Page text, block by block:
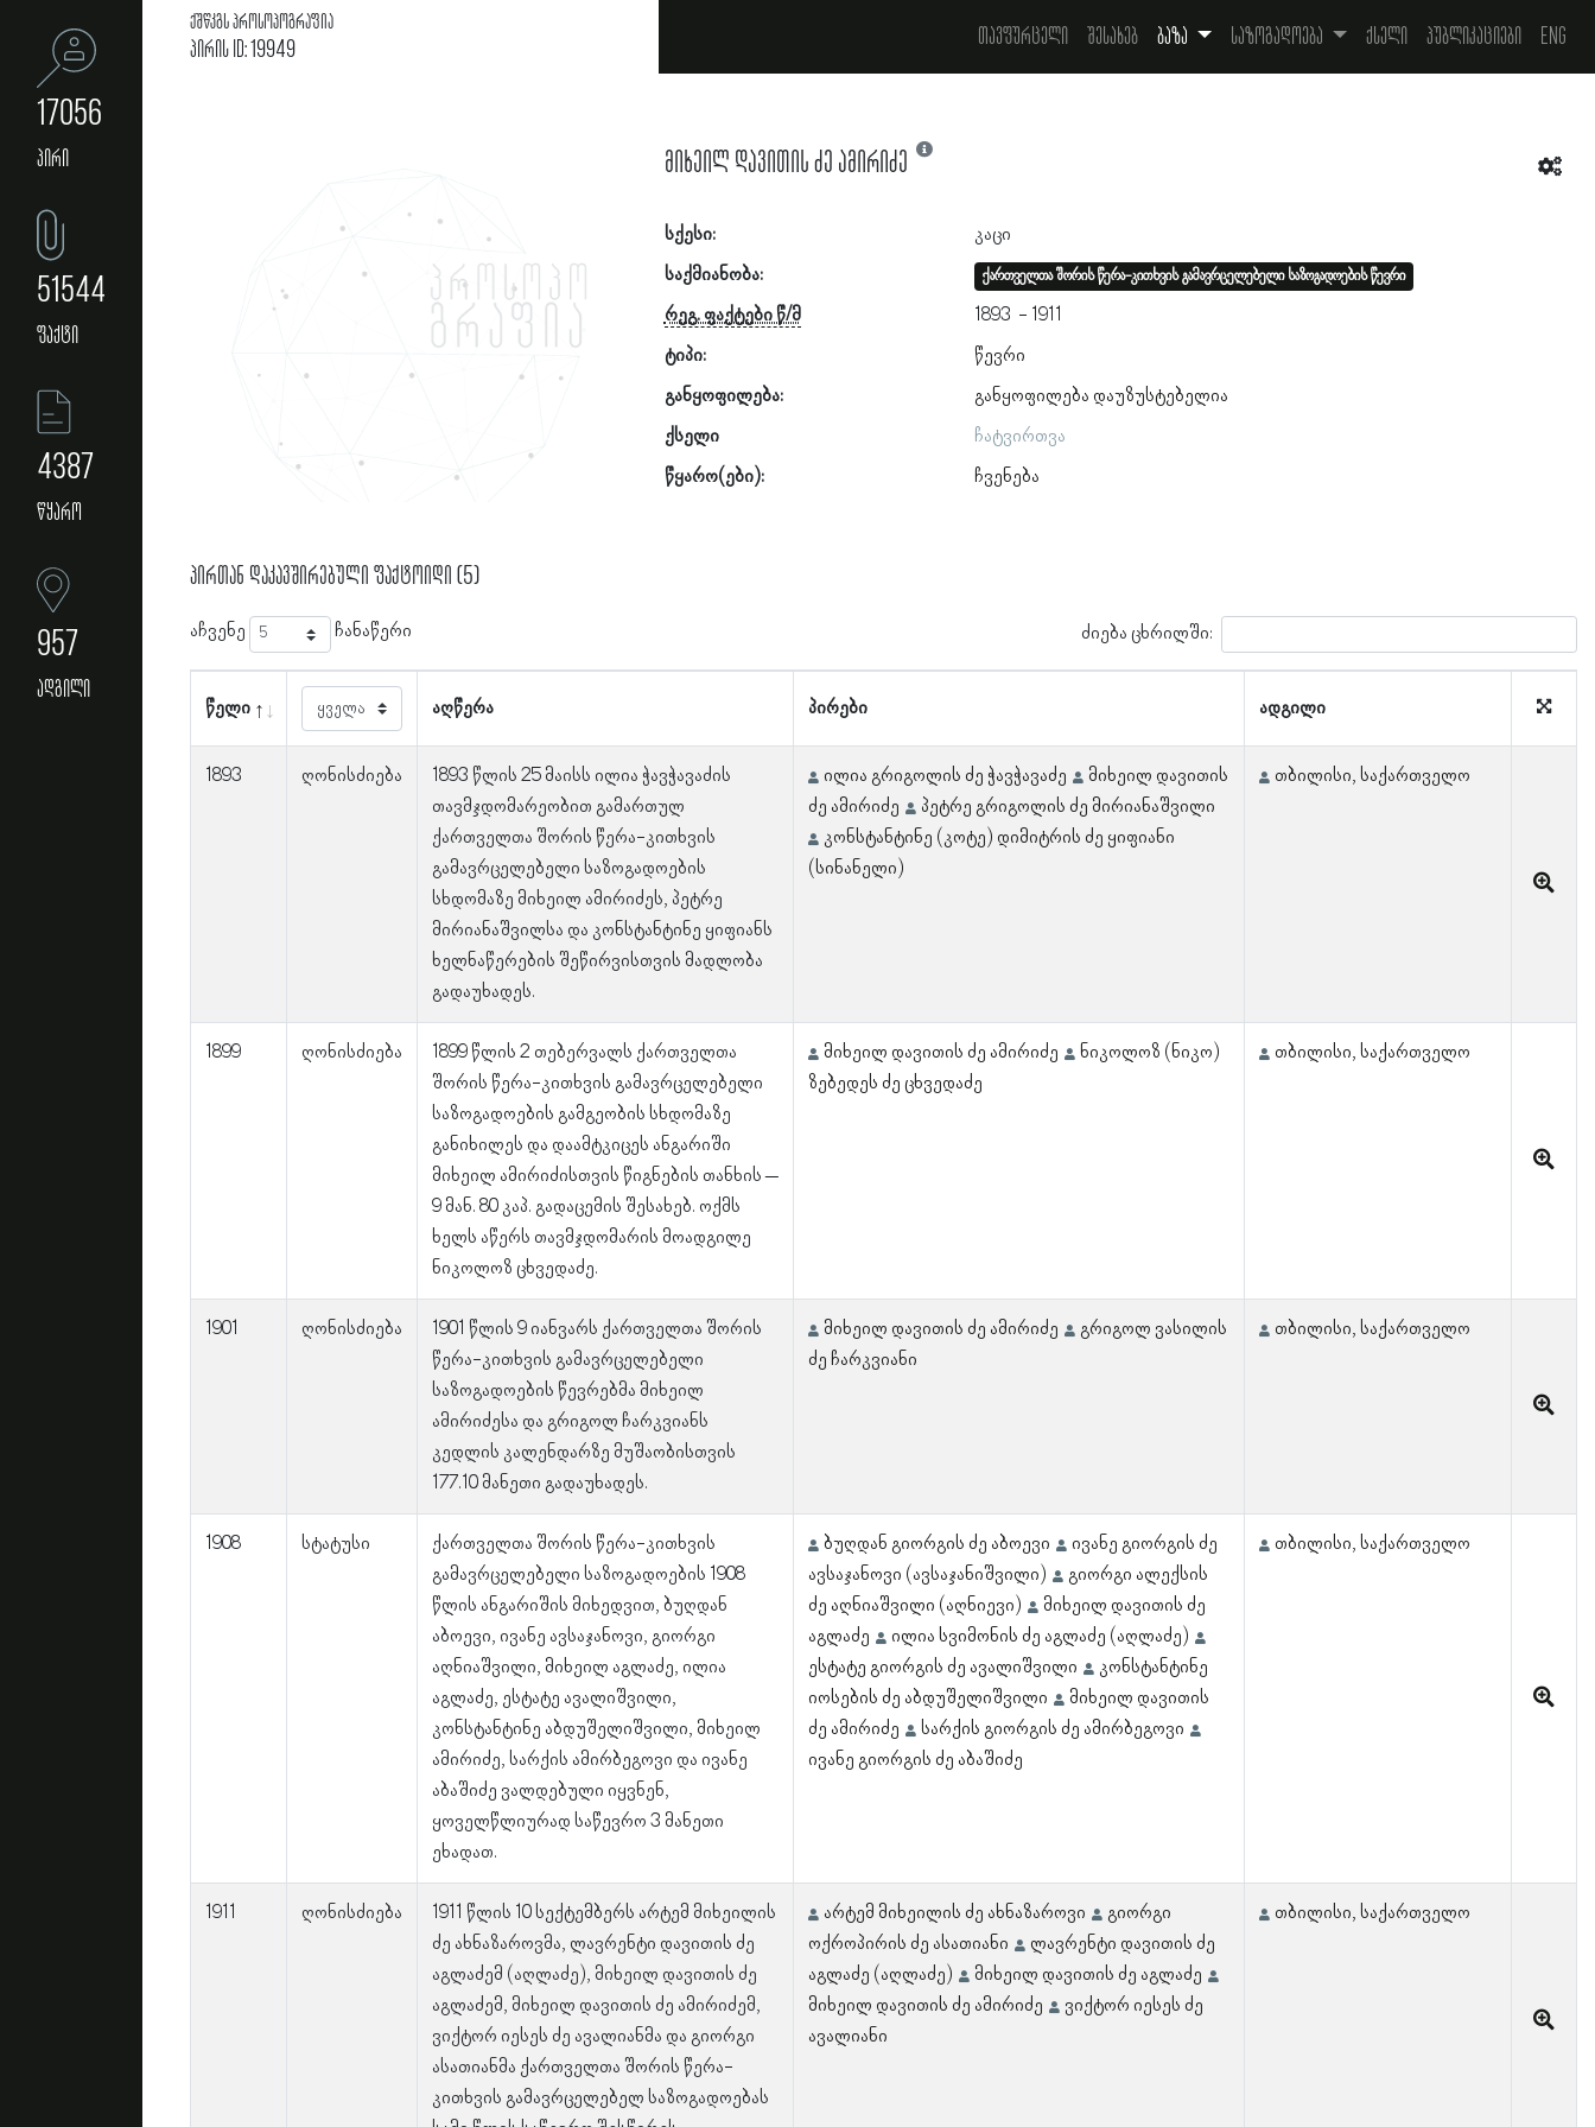
17056
პირი
51544
ფაქტი
4387
წყარო
957
ადგილი
ქშწკგს პროსოპოგრაფია
პირის ID: 19949 თავფურცელი შესახებ ბაზა საზოგადოება ქსელი პუბლიკაციები Eng
მიხეილ დავითის ძე ამირიძე
სქესი:
კაცი
საქმიანობა:
ქართველთა შორის წერა-კითხვის გამავრცელებელი საზოგადოების წევრი
რეგ. ფაქტები წ/მ 1893
1911
ტიპი:
წევრი
განყოფილება:
განყოფილება დაუზუსტებელია
ქსელი
ჩატვირთვა
წყარო(ები):
ჩვენება
პირთან დაკავშირებული ფაქტოიდი (5)
აჩვენე ჩანაწერი ძიება ცხრილში:
წელი აღწერა პირები ადგილი
1893 ღონისძიება
1893 წლის 25 მაისს ილია ჭავჭავაძის
თავმჯდომარეობით გამართულ
ქართველთა შორის წერა-კითხვის
გამავრცელებელი საზოგადოების
სხდომაზე მიხეილ ამირიძეს, პეტრე
მირიანაშვილსა და კონსტანტინე ყიფიანს
ხელნაწერების შეწირვისთვის მადლობა
გადაუხადეს.
ილია გრიგოლის ძე ჭავჭავაძე
მიხეილ დავითის
ძე ამირიძე
პეტრე გრიგოლის ძე მირიანაშვილი
კონსტანტინე (კოტე) დიმიტრის ძე ყიფიანი
(სინანელი)
თბილისი, საქართველო
1899 ღონისძიება
1899 წლის 2 თებერვალს ქართველთა
შორის წერა-კითხვის გამავრცელებელი
საზოგადოების გამგეობის სხდომაზე
განიხილეს და დაამტკიცეს ანგარიში
მიხეილ ამირიძისთვის წიგნების თანხის –
9 მან. 80 კაპ. გადაცემის შესახებ. ოქმს
ხელს აწერს თავმჯდომარის მოადგილე
ნიკოლოზ ცხვედაძე.
მიხეილ დავითის ძე ამირიძე
ნიკოლოზ (ნიკო)
ზებედეს ძე ცხვედაძე
თბილისი, საქართველო
1901 ღონისძიება
1901 წლის 9 იანვარს ქართველთა შორის
წერა-კითხვის გამავრცელებელი
საზოგადოების წევრებმა მიხეილ
ამირიძესა და გრიგოლ ჩარკვიანს
კედლის კალენდარზე მუშაობისთვის
177.10 მანეთი გადაუხადეს.
მიხეილ დავითის ძე ამირიძე
გრიგოლ ვასილის
ძე ჩარკვიანი
თბილისი, საქართველო
1908 სტატუსი
ქართველთა შორის წერა-კითხვის
გამავრცელებელი საზოგადოების 1908
წლის ანგარიშის მიხედვით, ბუღდან
აბოევი, ივანე ავსაჯანოვი, გიორგი
აღნიაშვილი, მიხეილ აგლაძე, ილია
აგლაძე, ესტატე ავალიშვილი,
კონსტანტინე აბდუშელიშვილი, მიხეილ
ამირიძე, სარქის ამირბეგოვი და ივანე
აბაშიძე ვალდებული იყვნენ,
ყოველწლიურად საწევრო 3 მანეთი
ეხადათ.
ბუღდან გიორგის ძე აბოევი
ივანე გიორგის ძე
ავსაჯანოვი (ავსაჯანიშვილი)
გიორგი ალექსის
ძე აღნიაშვილი (აღნიევი)
მიხეილ დავითის ძე
აგლაძე
ილია სვიმონის ძე აგლაძე (აღლაძე)
ესტატე გიორგის ძე ავალიშვილი
კონსტანტინე
იოსების ძე აბდუშელიშვილი
მიხეილ დავითის
ძე ამირიძე
სარქის გიორგის ძე ამირბეგოვი
ივანე გიორგის ძე აბაშიძე
თბილისი, საქართველო
1911 ღონისძიება
1911 წლის 10 სექტემბერს არტემ მიხეილის
ძე ახნაზაროვმა, ლავრენტი დავითის ძე
აგლაძემ (აღლაძე), მიხეილ დავითის ძე
აგლაძემ, მიხეილ დავითის ძე ამირიძემ,
ვიქტორ იესეს ძე ავალიანმა და გიორგი
ასათიანმა ქართველთა შორის წერა-
კითხვის გამავრცელებელ საზოგადოებას
არტემ მიხეილის ძე ახნაზაროვი
გიორგი
ოქროპირის ძე ასათიანი
ლავრენტი დავითის ძე
აგლაძე (აღლაძე)
მიხეილ დავითის ძე აგლაძე
მიხეილ დავითის ძე ამირიძე
ვიქტორ იესეს ძე
ავალიანი
თბილისი, საქართველო